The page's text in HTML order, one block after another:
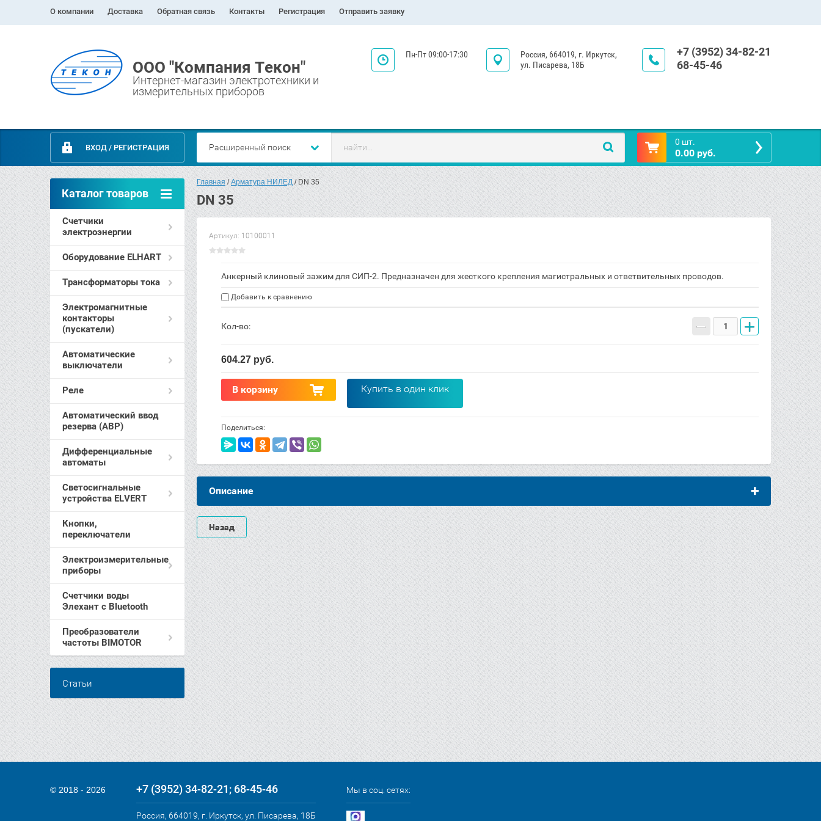
О компании Доставка Обратная связь Контакты Регистрация Отправить заявку
ООО "Компания Текон"
Интернет-магазин электротехники и
измерительных приборов
+7 (3952) 34-82-21
68-45-46
Россия, 664019, г. Иркутск,
ул. Писарева, 18Б
Пн-Пт 09:00-17:30
ВХОД / РЕГИСТРАЦИЯ
0 шт.
0.00 руб.
Расширенный поиск
Каталог товаров
Счетчики
электроэнергии
Оборудование ELHART
Трансформаторы тока
Электромагнитные
контакторы
(пускатели)
Автоматические
выключатели
Реле
Автоматический ввод
резерва (АВР)
Дифференциальные
автоматы
Светосигнальные
устройства ELVERT
Кнопки,
переключатели
Электроизмерительные
приборы
Счетчики воды
Элехант c Bluetooth
Преобразователи
частоты BIMOTOR
Статьи
Главная / Арматура НИЛЕД / DN 35
DN 35
Артикул: 10100011
Анкерный клиновый зажим для СИП-2. Предназначен для жесткого крепления магистральных и ответвительных проводов.
Добавить к сравнению
Кол-во: − +
604.27 руб.
В корзину Купить в один клик
Поделиться:
Описание
Назад
© 2018 - 2026 +7 (3952) 34-82-21 68-45-46
Россия, 664019, г. Иркутск, ул. Писарева, 18Б
Мы в соц. сетях: